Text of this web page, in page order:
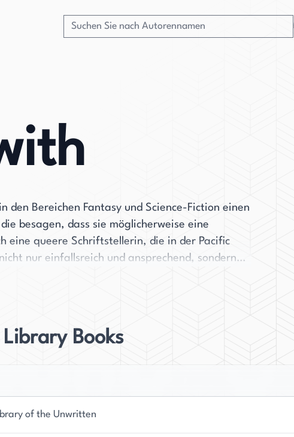
Bereichen Fantasy und Science-Fiction einen
besagen, dass sie möglicherweise eine
eine queere Schriftstellerin, die in der Pacific
nur einfallsreich und ansprechend, sondern
wider.
Ihre Arbeit wurde in verschiedenen
und mehreren Anthologien. Diese
veröffentlicht sie auch Sci-Fi-Liebesromane
zeigt das Spektrum von Hackwith als
Library Books
of the Unwritten